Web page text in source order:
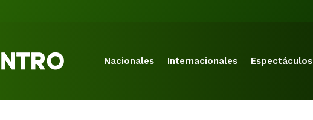
Nacionales Internacionales Espectáculos